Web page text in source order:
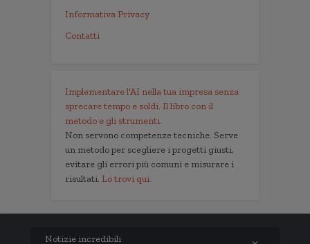
Informativa Privacy
Contatti
Implementare l'AI nella tua impresa senza
sprecare tempo e soldi. Il libro con il
metodo e gli strumenti.
Non servono competenze tecniche. Serve
un metodo per scegliere i progetti giusti,
evitare gli errori più comuni e misurare i
risultati. Lo trovi qui.
Notizie incredibili